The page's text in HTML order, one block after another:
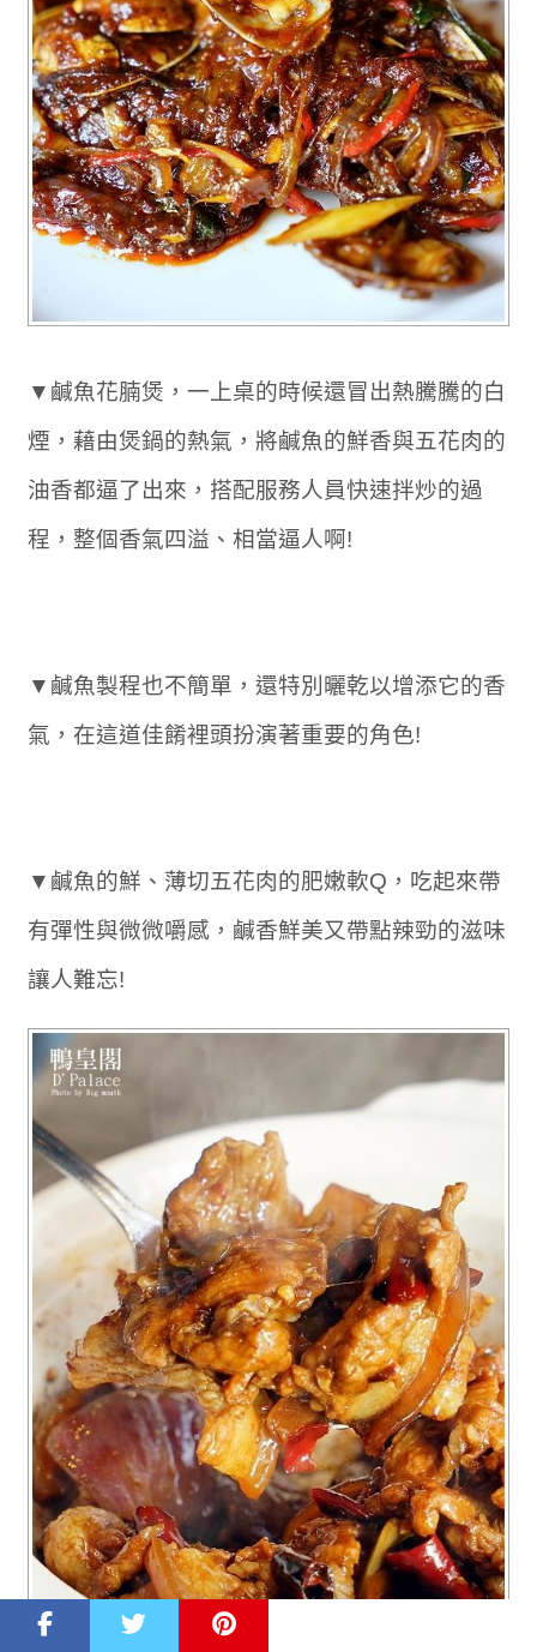
▼鹹魚花腩煲，一上桌的時候還冒出熱騰騰的白
煙，藉由煲鍋的熱氣，將鹹魚的鮮香與五花肉的
油香都逼了出來，搭配服務人員快速拌炒的過
程，整個香氣四溢、相當逼人啊!
▼鹹魚製程也不簡單，還特別曬乾以增添它的香
氣，在這道佳餚裡頭扮演著重要的角色!
▼鹹魚的鮮、薄切五花肉的肥嫩軟Q，吃起來帶
有彈性與微微嚼感，鹹香鮮美又帶點辣勁的滋味
讓人難忘!